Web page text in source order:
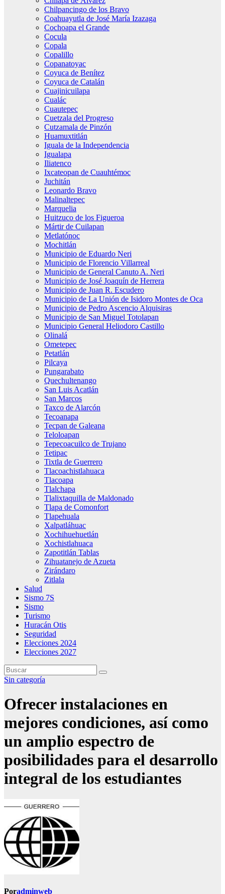
Chilpancingo de los Bravo
Coahuayutla de José María Izazaga
Cochoapa el Grande
Cocula
Copala
Copalillo
Copanatoyac
Coyuca de Benítez
Coyuca de Catalán
Cuajinicuilapa
Cualác
Cuautepec
Cuetzala del Progreso
Cutzamala de Pinzón
Huamuxtitlán
Iguala de la Independencia
Igualapa
Iliatenco
Ixcateopan de Cuauhtémoc
Juchitán
Leonardo Bravo
Malinaltepec
Marquelia
Huitzuco de los Figueroa
Mártir de Cuilapan
Metlatónoc
Mochitlán
Municipio de Eduardo Neri
Municipio de Florencio Villarreal
Municipio de General Canuto A. Neri
Municipio de José Joaquín de Herrera
Municipio de Juan R. Escudero
Municipio de La Unión de Isidoro Montes de Oca
Municipio de Pedro Ascencio Alquisiras
Municipio de San Miguel Totolapan
Municipio General Heliodoro Castillo
Olinalá
Ometepec
Petatlán
Pilcaya
Pungarabato
Quechultenango
San Luis Acatlán
San Marcos
Taxco de Alarcón
Tecoanapa
Tecpan de Galeana
Teloloapan
Tepecoacuilco de Trujano
Tetipac
Tixtla de Guerrero
Tlacoachistlahuaca
Tlacoapa
Tlalchapa
Tlalixtaquilla de Maldonado
Tlapa de Comonfort
Tlapehuala
Xalpatláhuac
Xochihuehuetlán
Xochistlahuaca
Zapotitlán Tablas
Zihuatanejo de Azueta
Zirándaro
Zitlala
Salud
Sismo 7S
Sismo
Turismo
Huracán Otis
Seguridad
Elecciones 2024
Elecciones 2027
Sin categoría
Ofrecer instalaciones en
mejores condiciones, así como
un amplio espectro de
posibilidades para el desarrollo
integral de los estudiantes
Poradminweb